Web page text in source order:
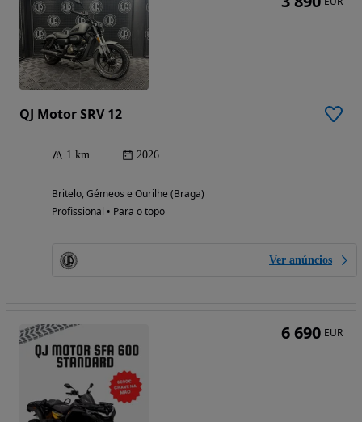
QJ Motor SRV 12
1 km 2026
Britelo, Gémeos e Ourilhe (Braga)
Profissional • Para o topo
Ver anúncios
6 690 EUR